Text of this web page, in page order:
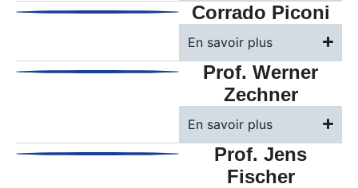
Corrado Piconi
En savoir plus
Prof. Werner
Zechner
En savoir plus
Prof. Jens
Fischer